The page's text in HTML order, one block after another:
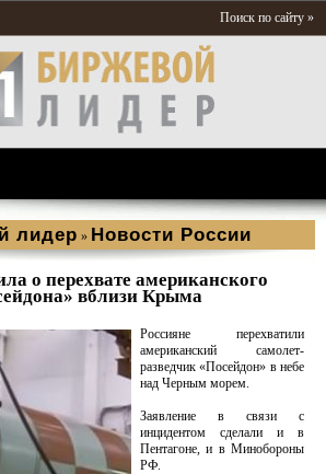
Поиск по сайту »
лидер » Новости России
о перехвате американского
вблизи Крыма
Россияне перехватили
американский самолет-
разведчик «Посейдон» в небе
над Черным морем.
Заявление в связи с
инцидентом сделали и в
Пентагоне, и в Минобороны
РФ.